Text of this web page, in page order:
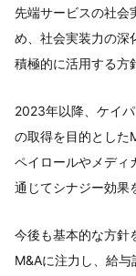
先端サービスの社会
め、社会実装力の深
積極的に活用する方
2023年以降、ケイ
の取得を目的とした
ペイロールやメディ
通じてシナジー効果
今後も基本的な方針
M&Aに注力し、給